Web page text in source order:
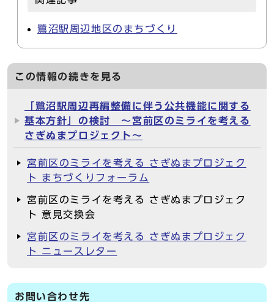
鷺沼駅周辺地区のまちづくり
この情報の続きを見る
「鷺沼駅周辺再編整備に伴う公共機能に関する
基本方針」の検討 ～宮前区のミライを考える
さぎぬまプロジェクト～
宮前区のミライを考える さぎぬまプロジェク
ト まちづくりフォーラム
宮前区のミライを考える さぎぬまプロジェク
ト 意見交換会
宮前区のミライを考える さぎぬまプロジェク
ト ニュースレター
お問い合わせ先